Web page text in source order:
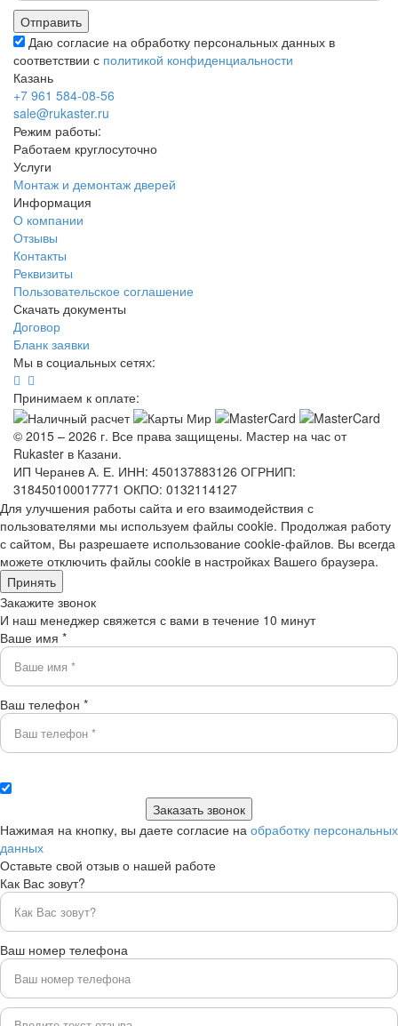
Даю согласие на обработку персональных данных в
соответствии с политикой конфиденциальности
Казань
+7 961 584-08-56
sale@rukaster.ru
Режим работы:
Работаем круглосуточно
Услуги
Монтаж и демонтаж дверей
Информация
О компании
Отзывы
Контакты
Реквизиты
Пользовательское соглашение
Скачать документы
Договор
Бланк заявки
Мы в социальных сетях:
Принимаем к оплате:
© 2015 – 2026 г. Все права защищены. Мастер на час от
Rukaster в Казани.
ИП Черанев А. Е. ИНН: 450137883126 ОГРНИП:
318450100017771 ОКПО: 0132114127
Для улучшения работы сайта и его взаимодействия с
пользователями мы используем файлы cookie. Продолжая работу
с сайтом, Вы разрешаете использование cookie-файлов. Вы всегда
можете отключить файлы cookie в настройках Вашего браузера.
Принять
Закажите звонок
И наш менеджер свяжется с вами в течение 10 минут
Ваше имя *
Ваш телефон *
Нажимая на кнопку, вы даете согласие на обработку персональных
данных
Оставьте свой отзыв о нашей работе
Как Вас зовут?
Ваш номер телефона